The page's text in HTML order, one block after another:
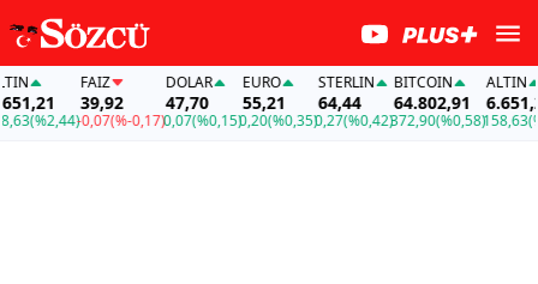
(%2,44)
FAİZ
39,92
-0,07(%-0,17)
DOLAR
47,70
0,07(%0,15)
EURO
55,21
0,20(%0,35)
STERLIN
64,44
0,27(%0,42)
BITCOIN
64.802,91
372,90(%0,58)
ALTIN
6.651,21
158,63